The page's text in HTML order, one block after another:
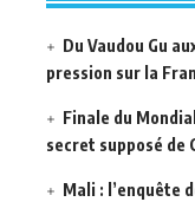
Du Vaudou Gu
pression sur la
Finale du
secret supposé de
Mali : l’enquête